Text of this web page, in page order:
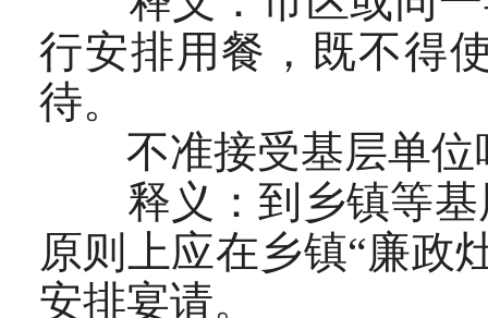
行安排用餐，既不得
待。
不准接受基层单位
释义：到乡镇等基
原则上应在乡镇“廉政
安排宴请。